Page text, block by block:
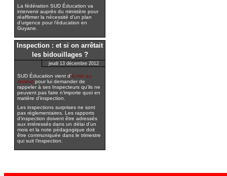
La fédération SUD Éducation va
intervenir auprès du ministère pour
réaffirmer la nécessité d’un plan
d’urgence pour l’éducation en
Guyane.
Inspection : et si on arrêtait
les bidouillages ?
jeudi 13 décembre 2012
SUD Éducation vient d’écrire au
recteur pour lui demander de
rappeler à ses Inspecteurs qu’ils ne
peuvent pas faire n’importe quoi en
matière d’inspection.
Les inspections surprises ne sont
pas réglementaires. Les rapports
d’inspection doivent être adressés
aux intéressés dans un délai d’un
mois et la note pédagogique doit
être communiquée dans le trimestre
qui suit l’inspection.